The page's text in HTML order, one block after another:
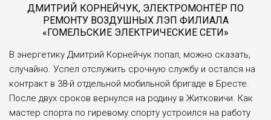
ДМИТРИЙ КОРНЕЙЧУК, ЭЛЕКТРОМОНТЁР ПО
РЕМОНТУ ВОЗДУШНЫХ ЛЭП ФИЛИАЛА
«ГОМЕЛЬСКИЕ ЭЛЕКТРИЧЕСКИЕ СЕТИ»
В энергетику Дмитрий Корнейчук попал, можно сказать,
случайно. Успел отслужить срочную службу и остался на
контракт в 38-й отдельной мобильной бригаде в Бресте.
После двух сроков вернулся на родину в Житковичи. Как
мастер спорта по гиревому спорту устроился на работу